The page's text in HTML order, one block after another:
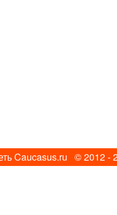
Caucasus.ru © 2012 -